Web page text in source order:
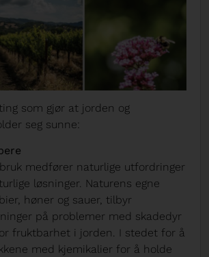
som gjør at jorden og
seg sunne:
medfører naturlige utfordringer
løsninger. Naturens egne
høner og sauer, tilbyr
på problemer med skadedyr
fruktbarhet i jorden. I stedet for å
med kjemikalier for å holde